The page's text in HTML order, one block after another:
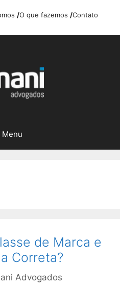
/O que fazemos /Contato
Menu
de Marca e
Correta?
Advogados